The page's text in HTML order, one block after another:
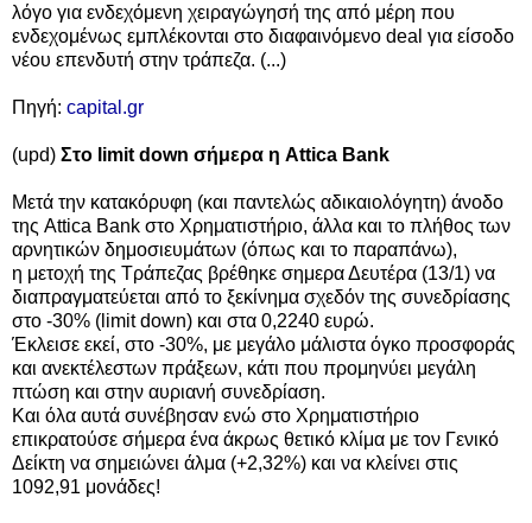
λόγο για ενδεχόμενη χειραγώγησή της από μέρη που
ενδεχομένως εμπλέκονται στο διαφαινόμενο deal για είσοδο
νέου επενδυτή στην τράπεζα. (...)
Πηγή: capital.gr
(upd) Στο limit down σήμερα η Attica Bank
Μετά την κατακόρυφη (και παντελώς αδικαιολόγητη) άνοδο
της Attica Bank στο Χρηματιστήριο, άλλα και το πλήθος των
αρνητικών δημοσιευμάτων (όπως και το παραπάνω),
η μετοχή της Τράπεζας βρέθηκε σημερα Δευτέρα (13/1) να
διαπραγματεύεται από το ξεκίνημα σχεδόν της συνεδρίασης
στο -30% ( limit down) και στα 0,2240 ευρώ.
Έκλεισε εκεί, στο -30%, με μεγάλο μάλιστα όγκο προσφοράς
και ανεκτέλεστων πράξεων, κάτι που προμηνύει μεγάλη
πτώση και στην αυριανή συνεδρίαση.
Και όλα αυτά συνέβησαν ενώ στο Χρηματιστήριο
επικρατούσε σήμερα ένα άκρως θετικό κλίμα με τον Γενικό
Δείκτη να σημειώνει άλμα (+2,32%) και να κλείνει στις
1092,91 μονάδες!